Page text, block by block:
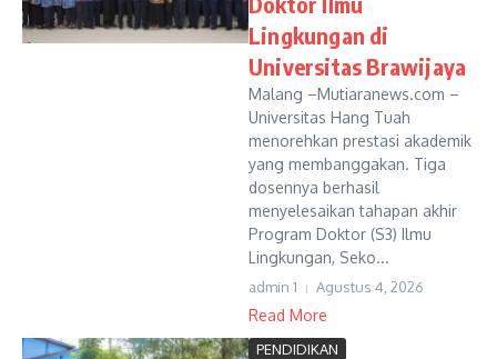
Lingkungan di
Universitas Brawijaya
Malang –Mutiaranews.com –
Universitas Hang Tuah
menorehkan prestasi akademik
yang membanggakan. Tiga
dosennya berhasil
menyelesaikan tahapan akhir
Program Doktor (S3) Ilmu
Lingkungan, Seko...
admin 1 Agustus 4, 2026
Read More
PENDIDIKAN